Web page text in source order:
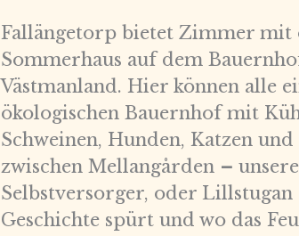
Fallängetorp bietet Zimmer mit
Sommerhaus auf dem
Västmanland. Hier können alle
ökologischen Bauernhof mit
Schweinen, Hunden, Katzen
zwischen Mellangården –
Selbstversorger, oder
Geschichte spürt und wo das